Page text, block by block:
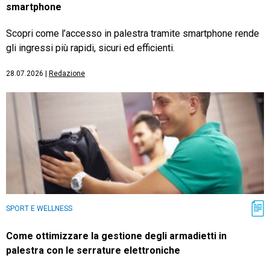
smartphone
Scopri come l’accesso in palestra tramite smartphone rende
gli ingressi più rapidi, sicuri ed efficienti.
28.07.2026 Redazione
SPORT E WELLNESS
Come ottimizzare la gestione degli armadietti in
palestra con le serrature elettroniche